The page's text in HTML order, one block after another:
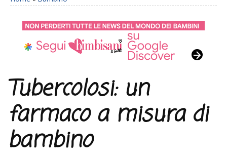
Tubercolosi: un
farmaco a misura di
bambino